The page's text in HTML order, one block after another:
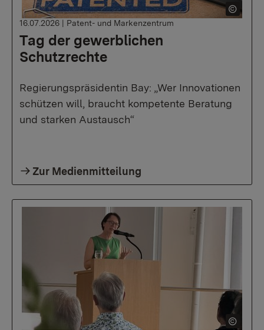
Tag der gewerblichen
Schutzrechte
16.07.2026 | Patent- und Markenzentrum
Regierungspräsidentin Bay: „Wer Innovationen
schützen will, braucht kompetente Beratung
und starken Austausch“
Zur Medienmitteilung